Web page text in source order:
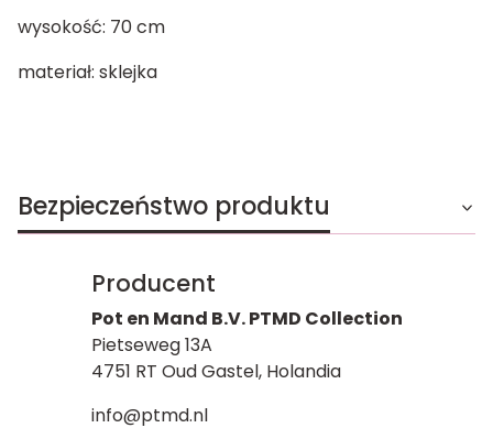
wysokość: 70 cm
materiał: sklejka
Bezpieczeństwo produktu
Producent
Pot en Mand B.V. PTMD Collection
Pietseweg 13A
4751 RT Oud Gastel, Holandia
info@ptmd.nl